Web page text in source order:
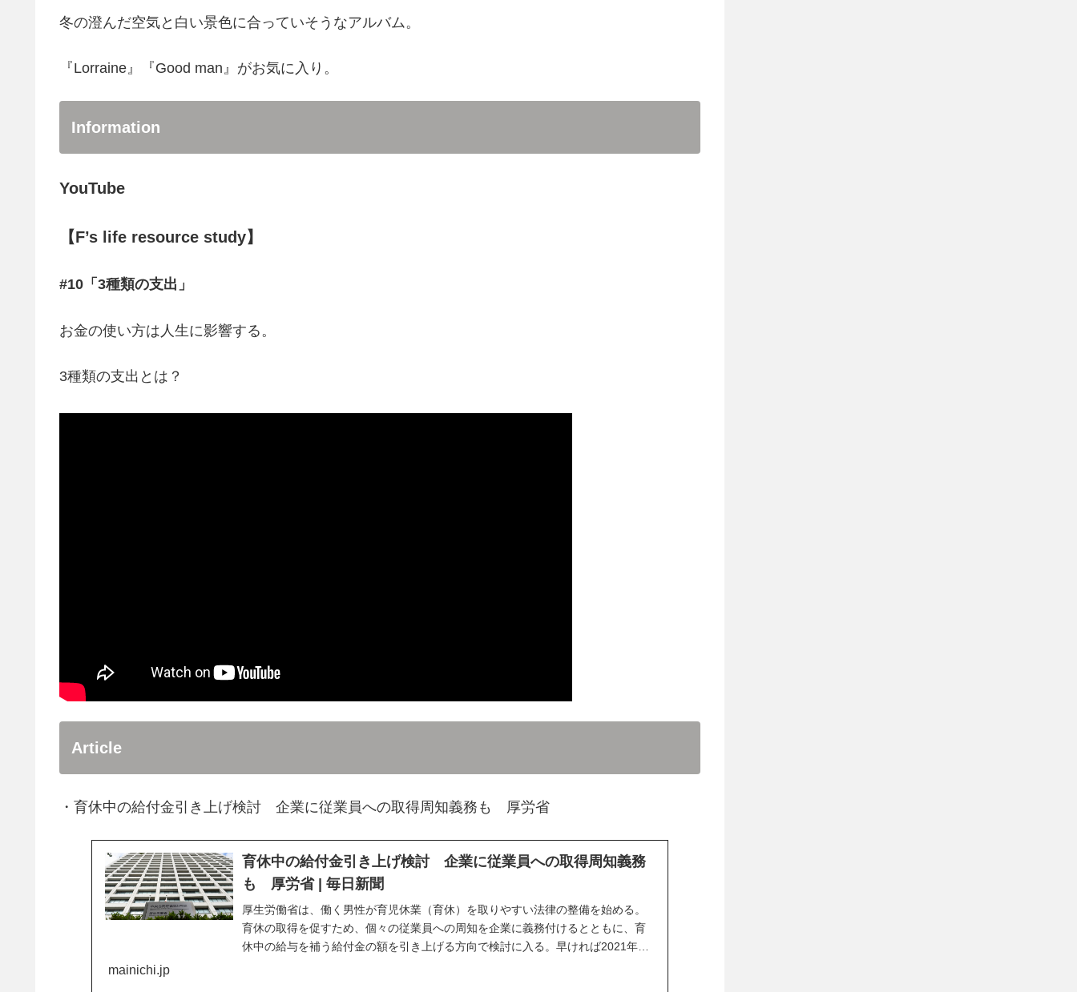
冬の澄んだ空気と白い景色に合っていそうなアルバム。
『Lorraine』『Good man』がお気に入り。
Information
YouTube
【F’s life resource study】
#10「3種類の支出」
お金の使い方は人生に影響する。
3種類の支出とは？
Article
・育休中の給付金引き上げ検討 企業に従業員への取得周知義務も 厚労省
育休中の給付金引き上げ検討 企業に従業員への取得周知義務
も 厚労省 | 毎日新聞
厚生労働省は、働く男性が育児休業（育休）を取りやすい法律の整備を始める。
育休の取得を促すため、個々の従業員への周知を企業に義務付けるとともに、育
休中の給与を補う給付金の額を引き上げる方向で検討に入る。早ければ2021年の
mainichi.jp